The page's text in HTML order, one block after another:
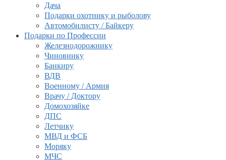
Дача
Подарки охотнику и рыболову
Автомобилисту / Байкеру
Подарки по Профессии
Железнодорожнику
Чиновнику
Банкиру
ВДВ
Военному / Армия
Врачу / Доктору
Домохозяйке
ДПС
Летчику
МВД и ФСБ
Моряку
МЧС